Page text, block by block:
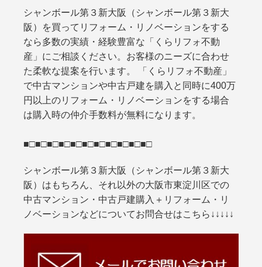
シャンボール第３新大阪（シャンボール第３新大
阪）を買ってリフォーム・リノベーションをする
なら多数の実績・経験豊富な「くらリフォ不動
産」にご相談ください。お客様のニーズに合わせ
た柔軟な提案を行います。 「くらリフォ不動産」
で中古マンションや中古戸建を購入と同時に400万
円以上のリフォーム・リノベーションをする場合
は購入時の仲介手数料が無料になります。
■□■□■□■□■□■□■□■□■□■□■□
シャンボール第３新大阪（シャンボール第３新大
阪）はもちろん、それ以外の大阪市東淀川区での
中古マンション・中古戸建購入＋リフォーム・リ
ノベーションなどについてお問合せはこちら↓↓↓↓↓